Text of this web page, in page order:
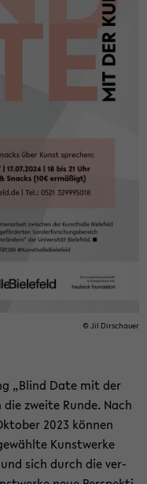
© Jil Dir­schau­er
„Blind Date mit der
zwei­te Runde. Nach
2023 kön­nen
Kunst­wer­ke
sich durch die ver­